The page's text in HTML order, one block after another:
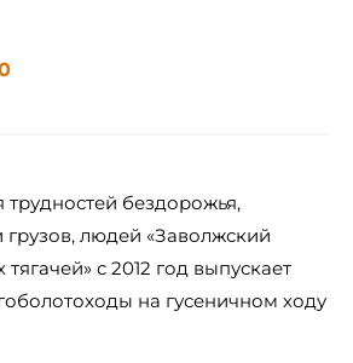
бездорожья,
грузов, людей «Заволжский
с 2012 год выпускает
на гусеничном ходу